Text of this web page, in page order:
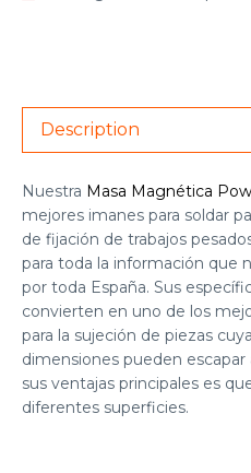
Description
Nuestra Masa Magnética
mejores imanes para soldar
de fijación de trabajos
para toda la información que
por toda España. Sus
convierten en uno de los
para la sujeción de piezas
dimensiones pueden
sus ventajas principales es
diferentes superficies.